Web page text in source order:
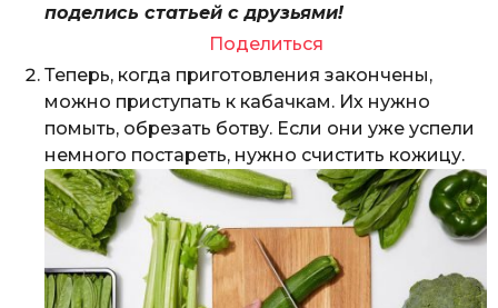
поделись статьей с друзьями!
Поделиться
Теперь, когда приготовления закончены,
можно приступать к кабачкам. Их нужно
помыть, обрезать ботву. Если они уже успели
немного постареть, нужно счистить кожицу.